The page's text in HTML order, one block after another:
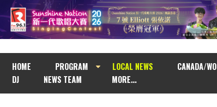
HOME PROGRAM LOCAL NEWS
CANADA/
DJ
NEWS TEAM MORE...